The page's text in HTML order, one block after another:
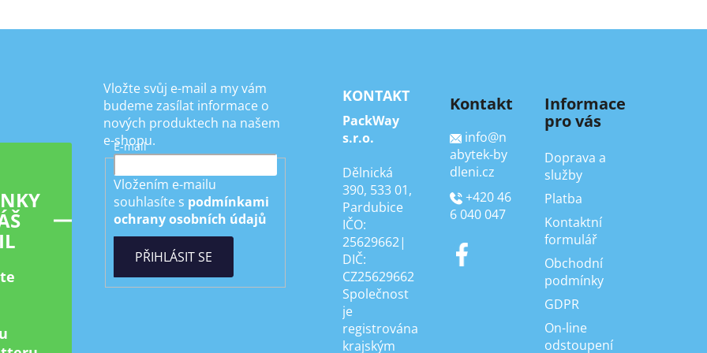
Vložte svůj e-mail a my vám
budeme zasílat informace o
nových produktech na našem
e-shopu.
E-mail
Vložením e-mailu
souhlasíte s podmínkami
ochrany osobních údajů
PŘIHLÁSIT SE
KONTAKT
PackWay
s.r.o.
Dělnická
390, 533 01,
Pardubice
IČO:
25629662|
DIČ:
CZ25629662
Společnost
je
registrována
krajským
Kontakt
info@n
abytek-by
dleni.cz
+420 46
6 040 047
Informace
pro vás
Doprava a
služby
Platba
Kontaktní
formulář
Obchodní
podmínky
GDPR
On-line
odstoupení